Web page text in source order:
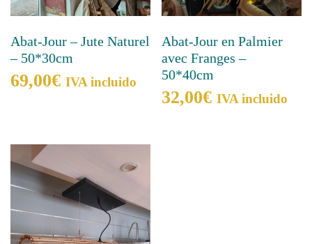
Abat-Jour – Jute Naturel
– 50*30cm
69,00€ IVA incluido
Abat-Jour en Palmier
avec Franges –
50*40cm
32,00€ IVA incluido